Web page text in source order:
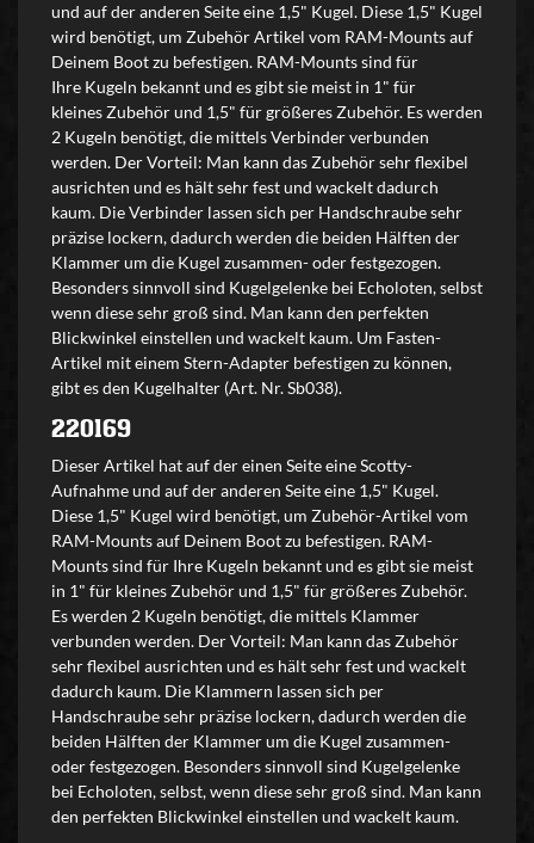
und auf der anderen Seite eine 1,5" Kugel. Diese 1,5" Kugel
wird benötigt, um Zubehör Artikel vom RAM-Mounts auf
Deinem Boot zu befestigen. RAM-Mounts sind für
Ihre Kugeln bekannt und es gibt sie meist in 1" für
kleines Zubehör und 1,5" für größeres Zubehör. Es werden
2 Kugeln benötigt, die mittels Verbinder verbunden
werden. Der Vorteil: Man kann das Zubehör sehr flexibel
ausrichten und es hält sehr fest und wackelt dadurch
kaum. Die Verbinder lassen sich per Handschraube sehr
präzise lockern, dadurch werden die beiden Hälften der
Klammer um die Kugel zusammen- oder festgezogen.
Besonders sinnvoll sind Kugelgelenke bei Echoloten, selbst
wenn diese sehr groß sind. Man kann den perfekten
Blickwinkel einstellen und wackelt kaum. Um Fasten-
Artikel mit einem Stern-Adapter befestigen zu können,
gibt es den Kugelhalter (Art. Nr. Sb038).
220169
Dieser Artikel hat auf der einen Seite eine Scotty-
Aufnahme und auf der anderen Seite eine 1,5" Kugel.
Diese 1,5" Kugel wird benötigt, um Zubehör-Artikel vom
RAM-Mounts auf Deinem Boot zu befestigen. RAM-
Mounts sind für Ihre Kugeln bekannt und es gibt sie meist
in 1" für kleines Zubehör und 1,5" für größeres Zubehör.
Es werden 2 Kugeln benötigt, die mittels Klammer
verbunden werden. Der Vorteil: Man kann das Zubehör
sehr flexibel ausrichten und es hält sehr fest und wackelt
dadurch kaum. Die Klammern lassen sich per
Handschraube sehr präzise lockern, dadurch werden die
beiden Hälften der Klammer um die Kugel zusammen-
oder festgezogen. Besonders sinnvoll sind Kugelgelenke
bei Echoloten, selbst, wenn diese sehr groß sind. Man kann
den perfekten Blickwinkel einstellen und wackelt kaum.